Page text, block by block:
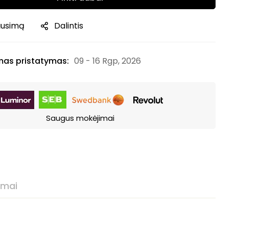
Dalintis
pristatymas: 09 - 16 Rgp, 2026
Saugus mokėjimai